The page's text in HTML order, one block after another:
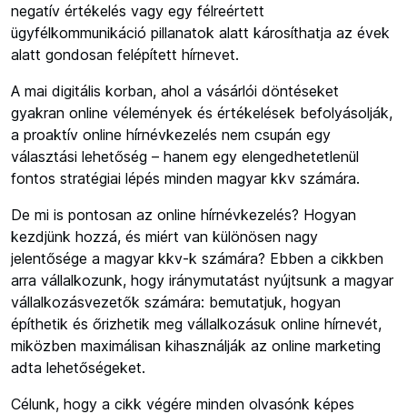
negatív értékelés vagy egy félreértett
ügyfélkommunikáció pillanatok alatt károsíthatja az évek
alatt gondosan felépített hírnevet.
A mai digitális korban, ahol a vásárlói döntéseket
gyakran online vélemények és értékelések befolyásolják,
a proaktív online hírnévkezelés nem csupán egy
választási lehetőség – hanem egy elengedhetetlenül
fontos stratégiai lépés minden magyar kkv számára.
De mi is pontosan az online hírnévkezelés? Hogyan
kezdjünk hozzá, és miért van különösen nagy
jelentősége a magyar kkv-k számára? Ebben a cikkben
arra vállalkozunk, hogy iránymutatást nyújtsunk a magyar
vállalkozásvezetők számára: bemutatjuk, hogyan
építhetik és őrizhetik meg vállalkozásuk online hírnevét,
miközben maximálisan kihasználják az online marketing
adta lehetőségeket.
Célunk, hogy a cikk végére minden olvasónk képes